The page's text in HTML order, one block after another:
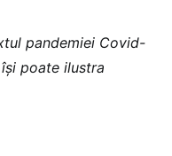
pandemiei Covid-
îşi poate ilustra